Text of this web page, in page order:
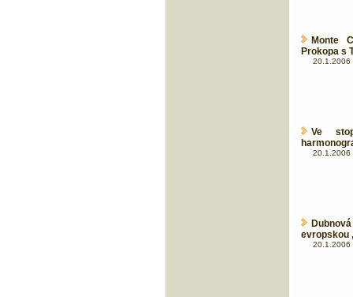
Monte
Prokopa s
20.1.2006
Ve
20.1.2006
evropskou
20.1.2006